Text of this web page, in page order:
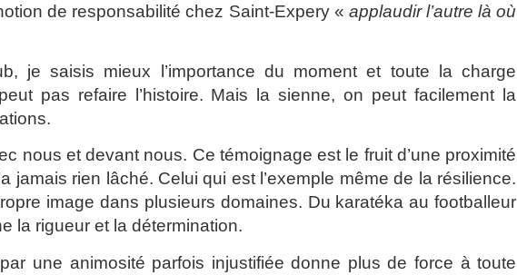
de responsabilité chez Saint-Expery « applaudir l’autre là où
je saisis mieux l’importance du moment et toute la charge
pas refaire l’histoire. Mais la sienne, on peut facilement la
nous et devant nous. Ce témoignage est le fruit d’une proximité
jamais rien lâché. Celui qui est l’exemple même de la résilience.
image dans plusieurs domaines. Du karatéka au footballeur
la rigueur et la détermination.
une animosité parfois injustifiée donne plus de force à toute